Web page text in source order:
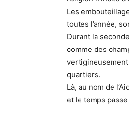
Les
toutes l’année,
Durant la
comme des
quartiers.
Là, au nom de
et le temps